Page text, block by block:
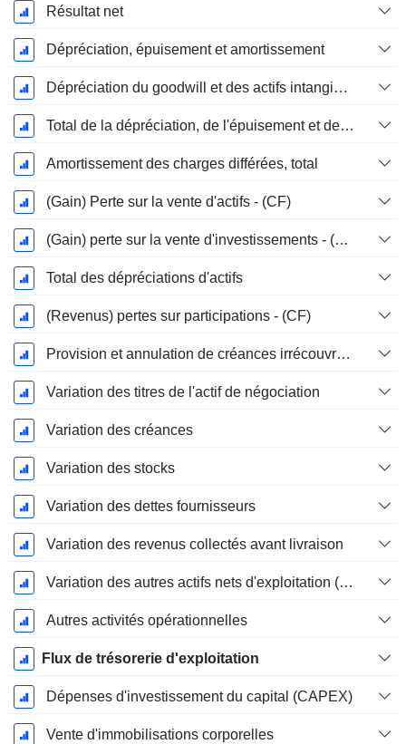
Période
Fiscale:
Décembre
Résultat net
Dépréciation, épuisement et amortissement
Dépréciation du goodwill et des actifs intangibles
Total de la dépréciation, de l'épuisement et de l'amortissement
Amortissement des charges différées, total
(Gain) Perte sur la vente d'actifs - (CF)
(Gain) perte sur la vente d'investissements - (CF)
Total des dépréciations d'actifs
(Revenus) pertes sur participations - (CF)
Provision et annulation de créances irrécouvrables
Variation des titres de l'actif de négociation
Variation des créances
Variation des stocks
Variation des dettes fournisseurs
Variation des revenus collectés avant livraison
Variation des autres actifs nets d'exploitation (perçus)
Autres activités opérationnelles
Flux de trésorerie d'exploitation
Dépenses d'investissement du capital (CAPEX)
Vente d'immobilisations corporelles